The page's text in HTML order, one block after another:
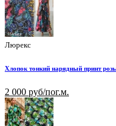
Люрекс
Хлопок тонкий нарядный принт
2 000 руб/пог.м.